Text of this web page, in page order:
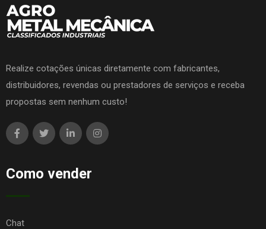
Realize cotações únicas diretamente com fabricantes,
distribuidores, revendas ou prestadores de serviços e receba
propostas sem nenhum custo!
Como vender
Chat